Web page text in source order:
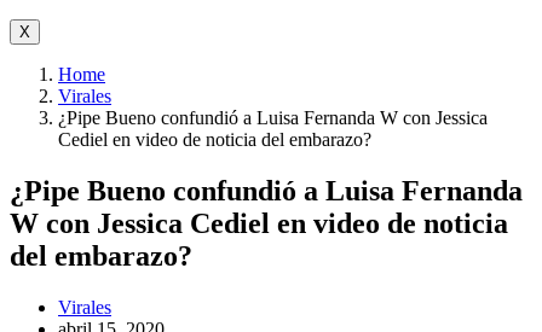
X
Home
Virales
¿Pipe Bueno confundió a Luisa Fernanda W con Jessica
Cediel en video de noticia del embarazo?
¿Pipe Bueno confundió a Luisa Fernanda
W con Jessica Cediel en video de noticia
del embarazo?
Virales